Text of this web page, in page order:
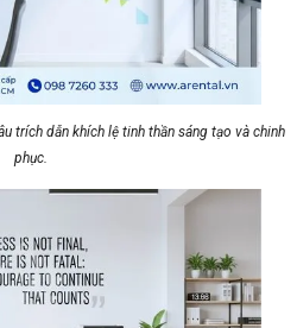
trích dẫn khích lệ tinh thần sáng tạo và chinh
phục.